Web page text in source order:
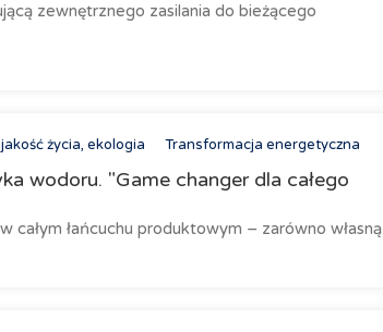
zewnętrznego zasilania do bieżącego
życia, ekologia Transformacja energetyczna
wodoru. "Game changer dla całego
całym łańcuchu produktowym – zarówno własną